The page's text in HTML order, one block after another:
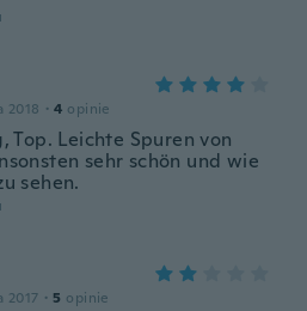
2018 · 4 opinie
Top. Leichte Spuren von
sehr schön und wie
sehen.
2017 · 5 opinie